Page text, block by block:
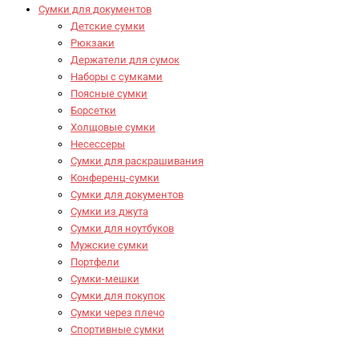
Сумки для документов
Детские сумки
Рюкзаки
Держатели для сумок
Наборы с сумками
Поясные сумки
Борсетки
Холщовые сумки
Несессеры
Сумки для раскрашивания
Конференц-сумки
Сумки для документов
Сумки из джута
Сумки для ноутбуков
Мужские сумки
Портфели
Сумки-мешки
Сумки для покупок
Сумки через плечо
Спортивные сумки